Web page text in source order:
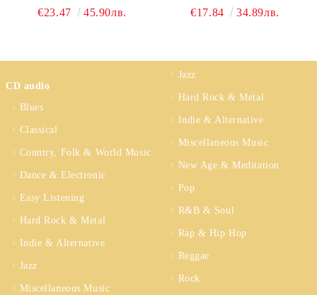
MOON (2011
€23.47 45.90лв.
MCMLXXII (DVD-
€17.84 34.89лв.
CD audio
Blues
Classical
Country, Folk & World Music
Dance & Electronic
Easy Listening
Hard Rock & Metal
Indie & Alternative
Jazz
Miscellaneous Music
Jazz
Hard Rock & Metal
Indie & Alternative
Miscellaneous Music
New Age & Meditation
Pop
R&B & Soul
Rap & Hip Hop
Reggae
Rock